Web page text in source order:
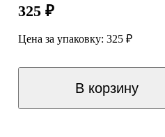
325 ₽
Цена за упаковку: 325 ₽
В корзину